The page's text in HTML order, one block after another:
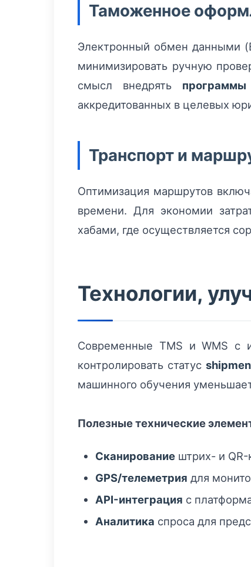
Таможенное
Электронный обмен данными
минимизировать ручную
смысл внедрять программы
аккредитованных в целевых
Транспорт и
Оптимизация маршрутов
времени. Для экономии
хабами, где осуществляется
Технологии,
Современные TMS и WMS с
контролировать статус
машинного обучения
Полезные технические
Сканирование штрих- и QR-
GPS/телеметрия для
API-интеграция с
Аналитика спроса для